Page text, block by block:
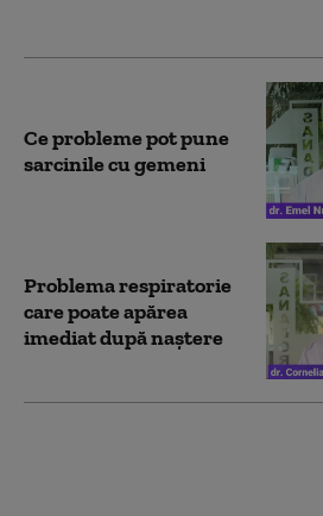
Ce probleme pot pune
sarcinile cu gemeni
Problema respiratorie
care poate apărea
imediat după naștere